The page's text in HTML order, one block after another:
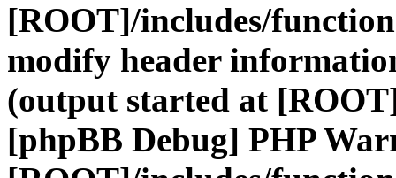
[ROOT]/includes/
modify header
(output started at
[phpBB Debug] PHP